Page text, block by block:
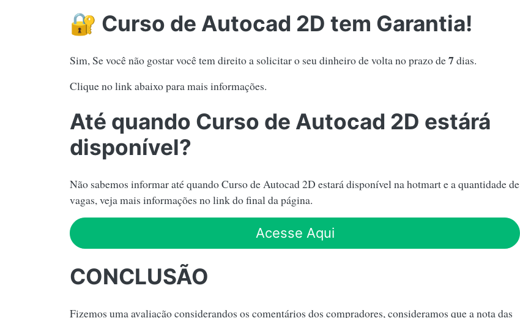
🔐 Curso de Autocad 2D tem Garantia!
Sim, Se você não gostar você tem direito a solicitar o seu dinheiro de volta no prazo de7dias.
Clique no link abaixo para mais informações.
Até quando Curso de Autocad 2D estárá
disponível?
Não sabemos informar até quando Curso de Autocad 2D estará disponível na hotmart e a quantidade de
vagas, veja mais informações no link do final da página.
Acesse Aqui
CONCLUSÃO
Fizemos uma avaliação considerandos os comentários dos compradores, consideramos que a nota das